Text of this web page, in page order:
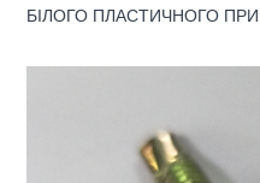
БІЛОГО ПЛАСТИЧНОГО